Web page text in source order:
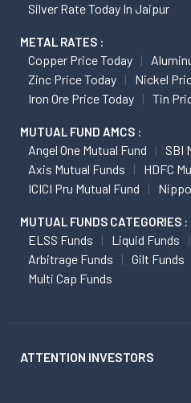
Silver Rate Today In Jaipur
METAL RATES :
Copper Price Today
Zinc Price Today
Nickel
Iron Ore Price Today
Tin
MUTUAL FUND AMCS :
Angel One Mutual Fund
SBI
Axis Mutual Funds
HDFC
ICICI Pru Mutual Fund
MUTUAL FUNDS CATEGORIES :
ELSS Funds Liquid Funds
Arbitrage Funds
Gilt Funds
Multi Cap Funds
ATTENTION INVESTORS